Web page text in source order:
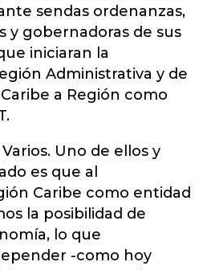
sendas ordenanzas,
y gobernadoras de sus
iniciaran la
Administrativa y de
a Región como
Uno de ellos y
es que al
Caribe como entidad
la posibilidad de
lo que
-como hoy